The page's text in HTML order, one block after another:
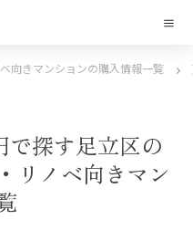
向きマンションの購入情報一覧
探す足立区の
リノベ向きマン